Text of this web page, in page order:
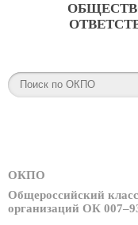
ОКПО
Общероссийский
организаций ОК